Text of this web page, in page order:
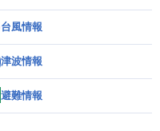
台風情報
津波情報
避難情報